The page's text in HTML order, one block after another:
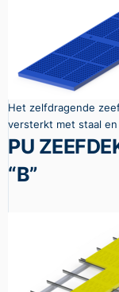
Het zelfdragende
versterkt met staal
PU
“B”